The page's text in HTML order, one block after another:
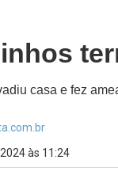
casa e fez
às 11:24